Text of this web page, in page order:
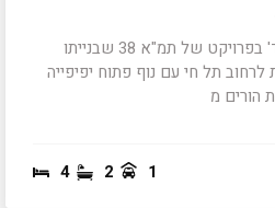
דירת קבלן חדשה בת 4.5 חד' בפרויקט של תמ"א 38 שבנייתו
2013. חזיתית לרחוב תל חי עם נוף פתוח יפיפייה
הורים מ
4 2 1